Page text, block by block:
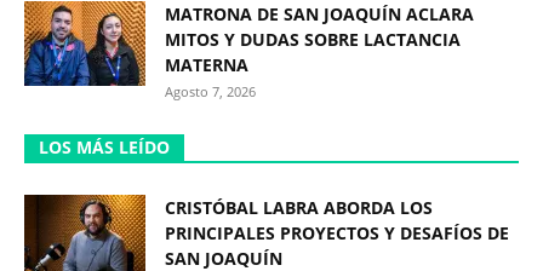
MATRONA DE SAN JOAQUÍN ACLARA
MITOS Y DUDAS SOBRE LACTANCIA
MATERNA
Agosto 7, 2026
LOS MÁS LEÍDO
CRISTÓBAL LABRA ABORDA LOS
PRINCIPALES PROYECTOS Y DESAFÍOS DE
SAN JOAQUÍN